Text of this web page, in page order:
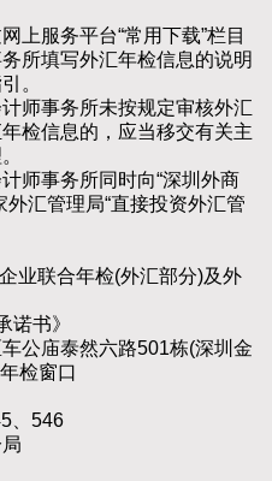
服务平台“常用下载”栏目
所填写外汇年检信息的说明
。
事务所未按规定审核外汇
检信息的，应当移交有关主
事务所同时向“深圳外商
汇管理局“直接投资外汇管
联合年检(外汇部分)及外
书》
庙泰然六路501栋(深圳金
检窗口
、546